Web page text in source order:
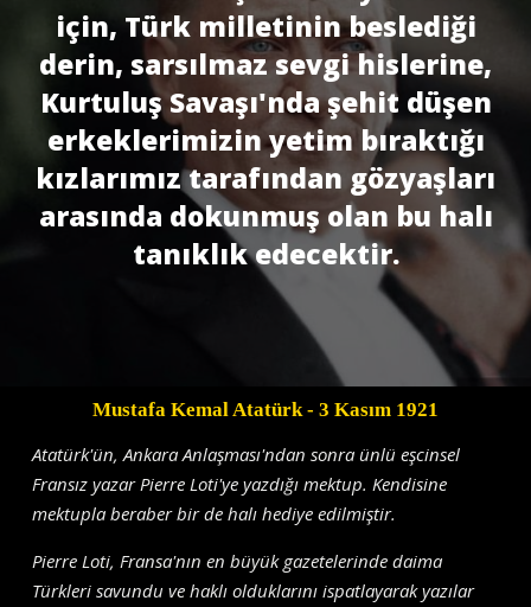
için, Türk milletinin beslediği
derin, sarsılmaz sevgi hislerine,
Kurtuluş Savaşı'nda şehit düşen
erkeklerimizin yetim bıraktığı
kızlarımız tarafından gözyaşları
arasında dokunmuş olan bu halı
tanıklık edecektir.
Mustafa Kemal Atatürk- 3 Kasım 1921
Atatürk'ün, Ankara Anlaşması'ndan sonra ünlü eşcinsel
Fransız yazar Pierre Loti'ye yazdığı mektup. Kendisine
mektupla beraber bir de halı hediye edilmiştir.
Pierre Loti, Fransa'nın en büyük gazetelerinde daima
Türkleri savundu ve haklı olduklarını ispatlayarak yazılar